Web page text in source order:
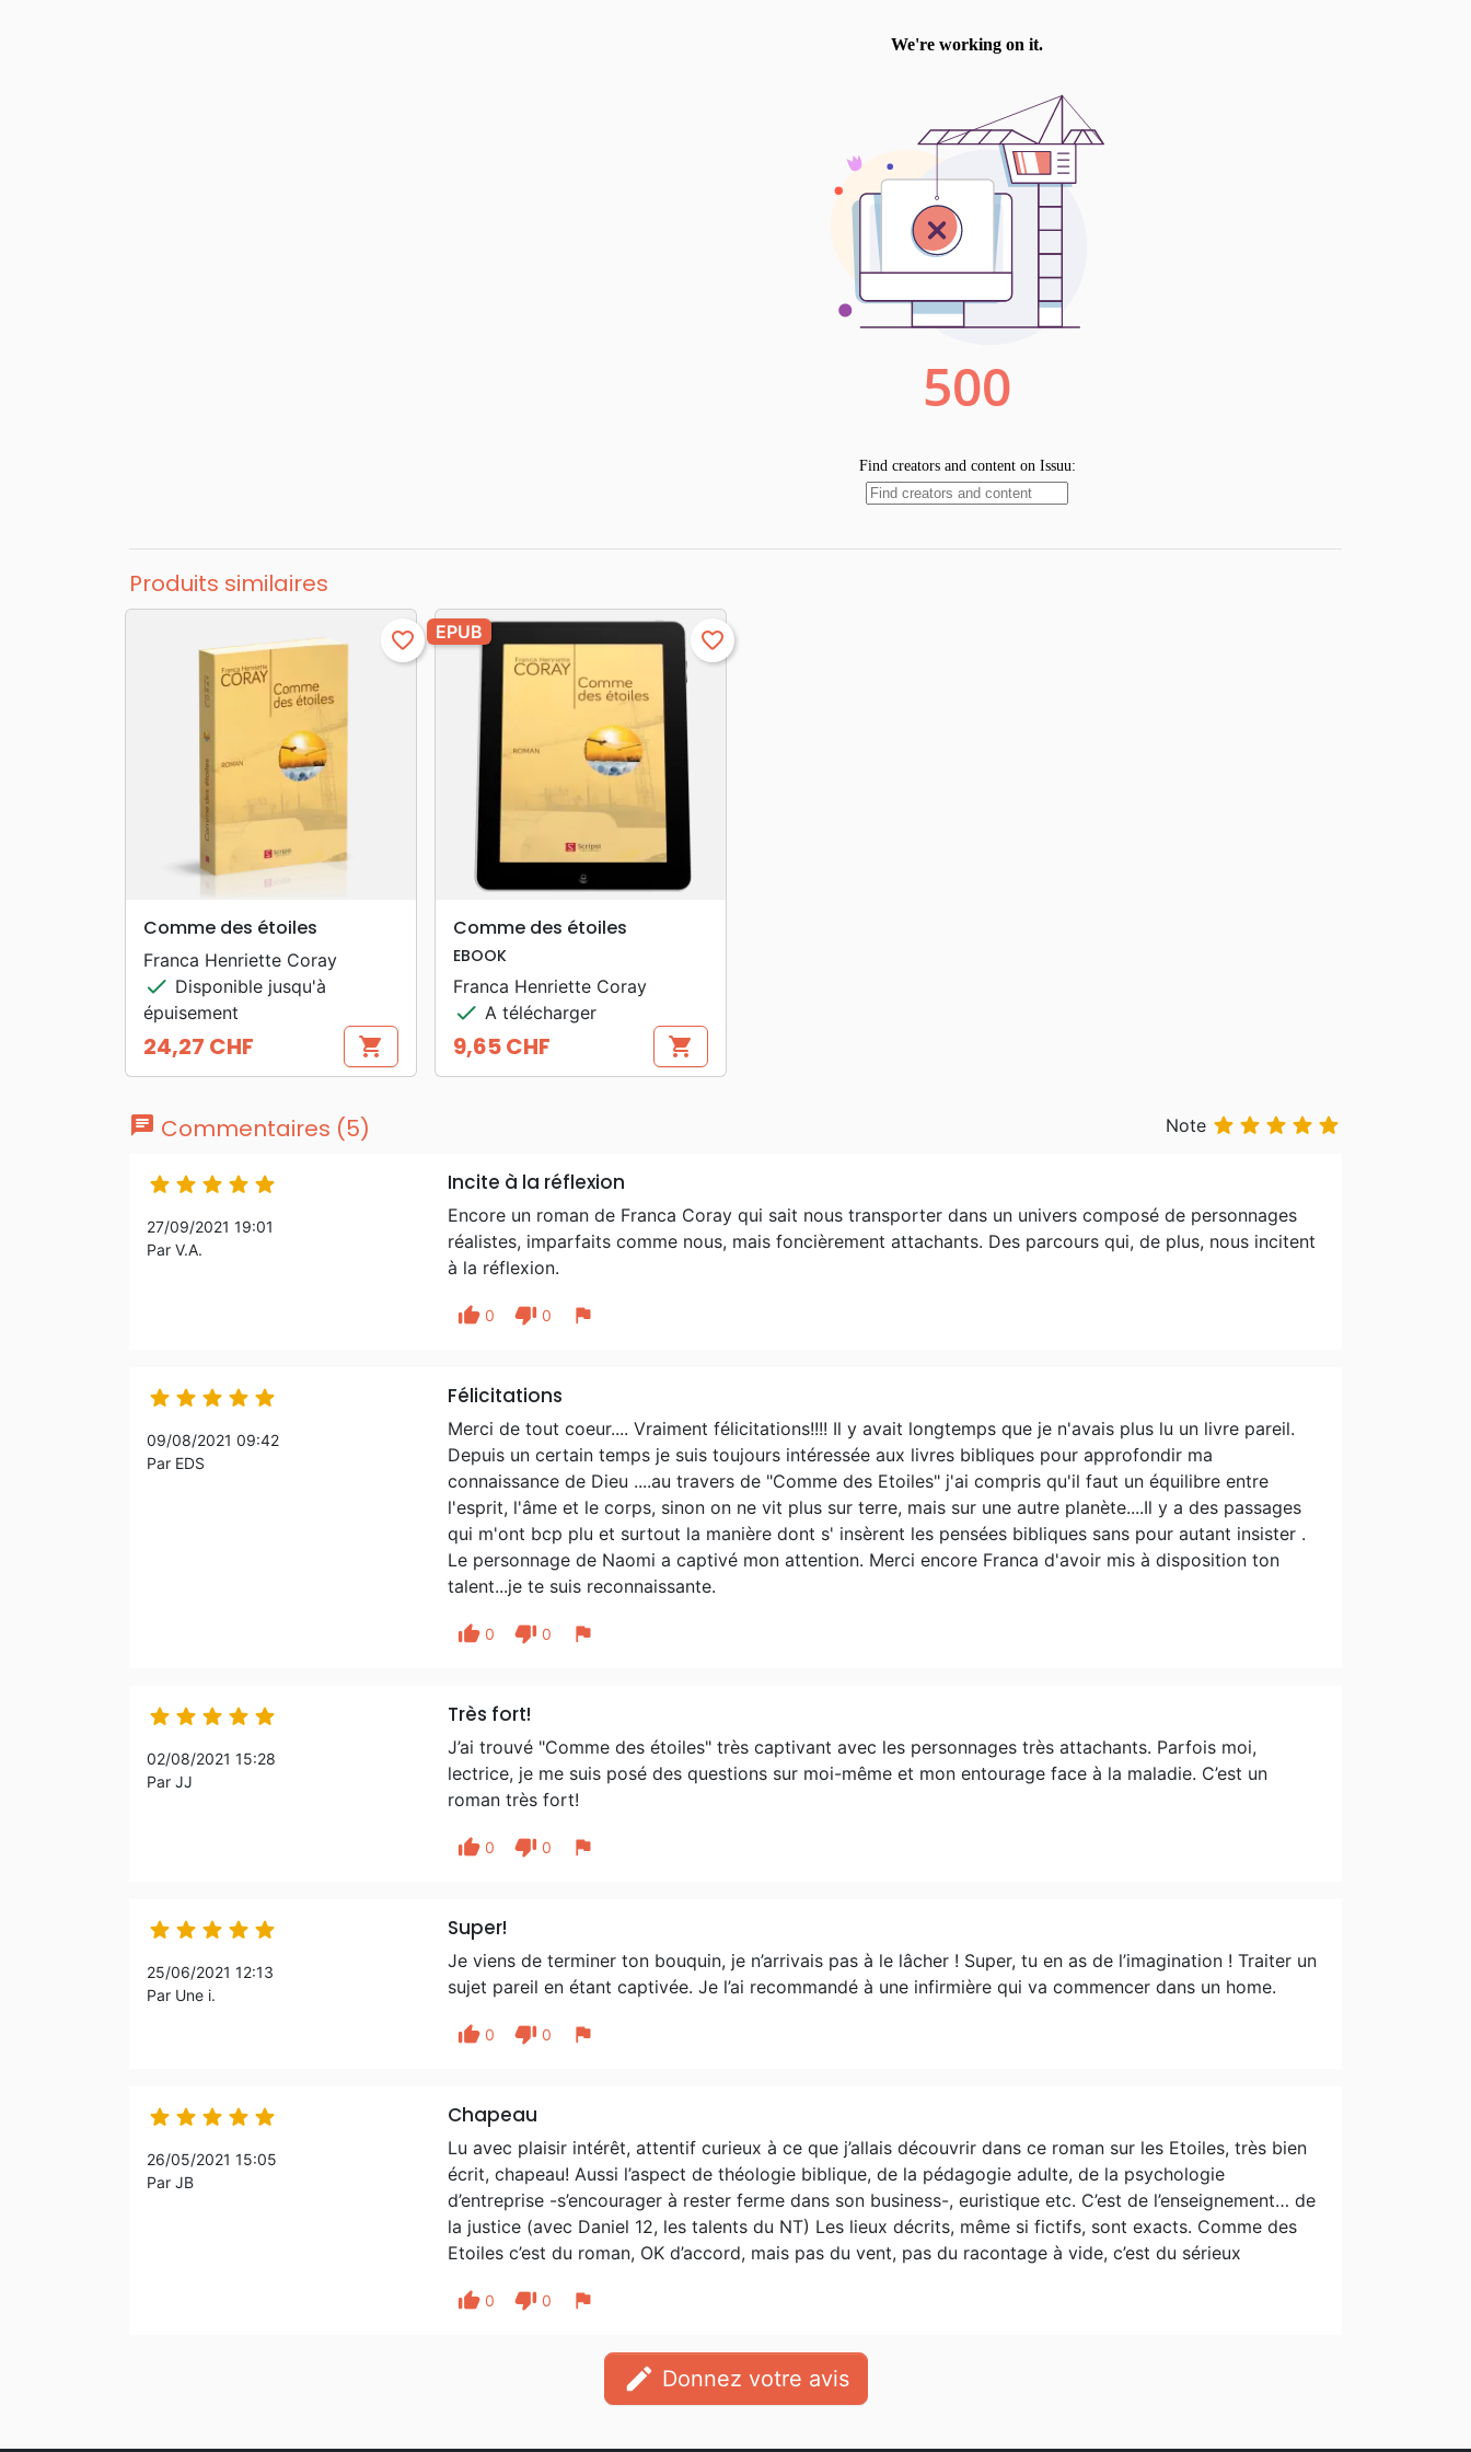
humblement de grandes choses pour le bien d'autres personnes, pas
Par exemple, Witold Pilecki, qui va à Auschwitz volontairement mais n'est
pas cru, et John Rabe, l'ingénieur allemand qui sauve 250'000 Chinois de la
tuerie des Japonais á Nanking. Un texte biblique qui m'interpelle Jérémie
29.11 «Car je connais les projets que j'ai formé pour toi, dit l'Eternel, projets
de paix et non de malheur afin de te donner un avenir et une espérance.» Si
on commence par le Psaume 32 «Ne soyez pas comme un cheval rétif qu'il
faut tirer par le mors pour qu'il s'approche» et qu'on met au milieu la
parabole du fils prodigue, on comprend bien pourquoi Dieu nous attend les
bras ouverts, comme un père qui attend son fils qui s'est éloigné. Alors les
promesses merveilleuses des versets Jérémie 29.12-13-14a deviennent des
appelée à transmettre: allez vers Dieu, il n'attend que ça!!
Produits similaires
APERÇU RAPIDE
favorite_border
Comme des étoiles
Franca Henriette Coray
check Disponible jusqu'à
épuisement
Prix
24,27 CHF shopping_cart
APERÇU RAPIDE
EPUB favorite_border
Comme des étoiles
EBOOK
Franca Henriette Coray
check A télécharger
Prix
9,65 CHF shopping_cart
chat Commentaires (5) Note     
    
27/09/2021 19:01
Par V.A.
Incite à la réflexion
Encore un roman de Franca Coray qui sait nous transporter dans un univers composé de personnages
réalistes, imparfaits comme nous, mais foncièrement attachants. Des parcours qui, de plus, nous incitent
à la réflexion.
thumb_up 0 thumb_down 0 flag
    
09/08/2021 09:42
Par EDS
Félicitations
Merci de tout coeur.... Vraiment félicitations!!!! Il y avait longtemps que je n'avais plus lu un livre pareil.
Depuis un certain temps je suis toujours intéressée aux livres bibliques pour approfondir ma
connaissance de Dieu ....au travers de "Comme des Etoiles" j'ai compris qu'il faut un équilibre entre
l'esprit, l'âme et le corps, sinon on ne vit plus sur terre, mais sur une autre planète....Il y a des passages
qui m'ont bcp plu et surtout la manière dont s' insèrent les pensées bibliques sans pour autant insister .
Le personnage de Naomi a captivé mon attention. Merci encore Franca d'avoir mis à disposition ton
talent...je te suis reconnaissante.
thumb_up 0 thumb_down 0 flag
    
02/08/2021 15:28
Par JJ
Très fort!
J’ai trouvé "Comme des étoiles" très captivant avec les personnages très attachants. Parfois moi,
lectrice, je me suis posé des questions sur moi-même et mon entourage face à la maladie. C’est un
roman très fort!
thumb_up 0 thumb_down 0 flag
    
25/06/2021 12:13
Par Une i.
Super!
Je viens de terminer ton bouquin, je n’arrivais pas à le lâcher ! Super, tu en as de l’imagination ! Traiter un
sujet pareil en étant captivée. Je l’ai recommandé à une infirmière qui va commencer dans un home.
thumb_up 0 thumb_down 0 flag
    
26/05/2021 15:05
Par JB
Chapeau
Lu avec plaisir intérêt, attentif curieux à ce que j’allais découvrir dans ce roman sur les Etoiles, très bien
écrit, chapeau! Aussi l’aspect de théologie biblique, de la pédagogie adulte, de la psychologie
d’entreprise -s’encourager à rester ferme dans son business-, euristique etc. C’est de l’enseignement… de
la justice (avec Daniel 12, les talents du NT) Les lieux décrits, même si fictifs, sont exacts. Comme des
Etoiles c’est du roman, OK d’accord, mais pas du vent, pas du racontage à vide, c’est du sérieux
thumb_up 0 thumb_down 0 flag
edit Donnez votre avis